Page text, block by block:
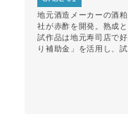
地元酒造メーカーの酒
社が赤酢を開発。熟成
試作品は地元寿司店で
り補助金」を活用し、